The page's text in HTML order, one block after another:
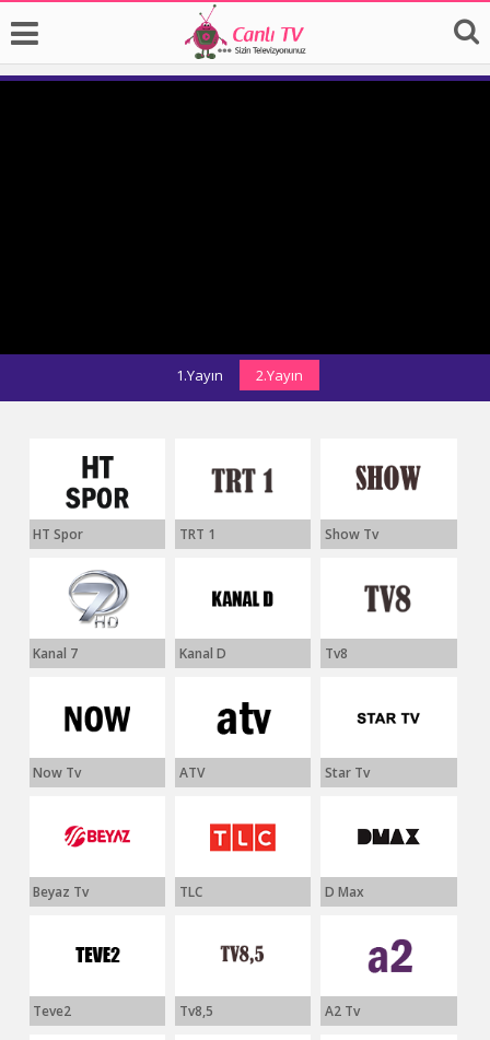
1.Yayın 2.Yayın
HT Spor TRT 1 Show Tv
Kanal 7 Kanal D Tv8
Now Tv ATV Star Tv
Beyaz Tv TLC D Max
Teve2 Tv8,5 A2 Tv